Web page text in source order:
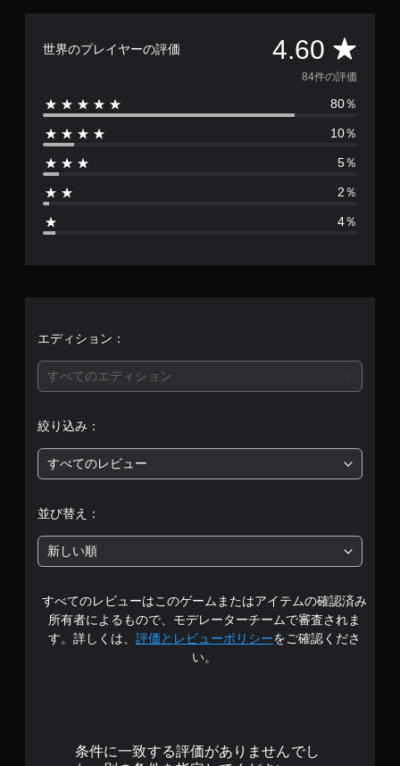
世界のプレイヤーの評価 4.60 評
価
数
は
4
5
段
中
の
4
.
84件の評価
80％
10％
5％
2％
4％
エディション：
すべてのエディション
絞り込み：
すべてのレビュー
並び替え：
新しい順
すべてのレビューはこのゲームまたはアイテムの確認済み
所有者によるもので、モデレーターチームで審査されま
す。詳しくは、 評価とレビューポリシーをご確認くださ
い。
条件に一致する評価がありませんでし